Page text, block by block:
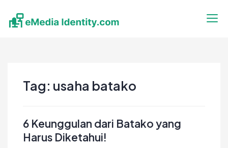
content
Tag: usaha batako
6 Keunggulan dari Batako yang
Harus Diketahui!